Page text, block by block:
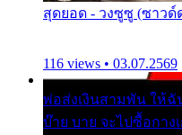
สุดยอด - วงซูซู (ซาวด์
116 views • 03.07.2569
พ่อส่งเงินสามพัน ให้
บ๊าย บาย จะไปซื้อกาง